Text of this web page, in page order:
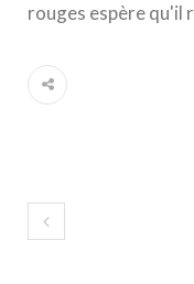
rouges espère qu'il